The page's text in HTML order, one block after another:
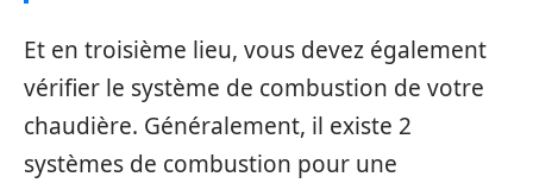
Et en troisième lieu, vous devez également
vérifier le système de combustion de votre
chaudière. Généralement, il existe 2
systèmes de combustion pour une